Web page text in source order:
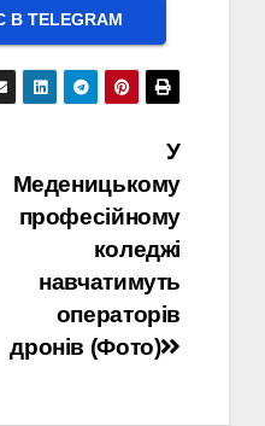
ТELEGRAM
У
Меденицькому
професійному
коледжі
навчатимуть
операторів
дронів (Фото)